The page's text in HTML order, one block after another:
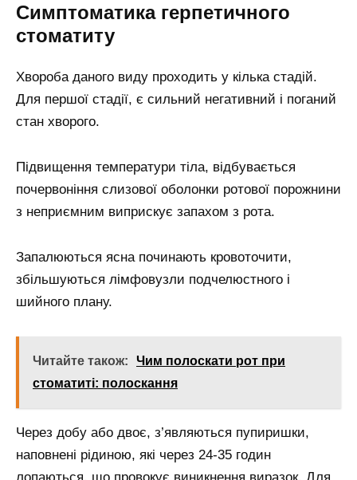
Симптоматика герпетичного
стоматиту
Хвороба даного виду проходить у кілька стадій.
Для першої стадії, є сильний негативний і поганий
стан хворого.
Підвищення температури тіла, відбувається
почервоніння слизової оболонки ротової порожнини
з неприємним виприскує запахом з рота.
Запалюються ясна починають кровоточити,
збільшуються лімфовузли подчелюстного і
шийного плану.
Читайте також:
Чим полоскати рот при
стоматиті: полоскання
Через добу або двоє, з’являються пупиришки,
наповнені рідиною, які через 24-35 годин
лопаються, що провокує виникнення виразок. Для